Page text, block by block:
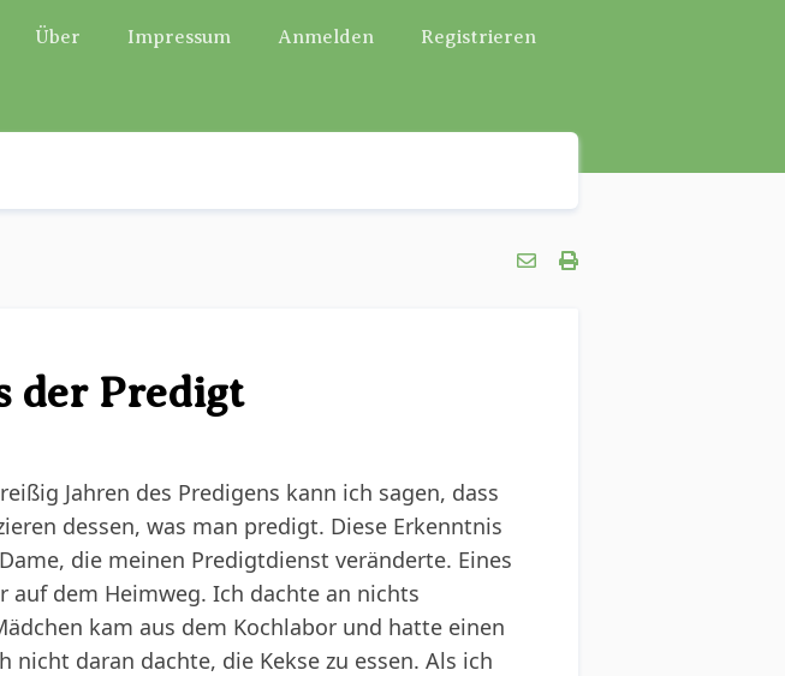
Über Impressum Anmelden Registrieren
der Predigt
Jahren des Predigens kann ich sagen, dass
dessen, was man predigt. Diese Erkenntnis
die meinen Predigtdienst veränderte. Eines
dem Heimweg. Ich dachte an nichts
kam aus dem Kochlabor und hatte einen
daran dachte, die Kekse zu essen. Als ich